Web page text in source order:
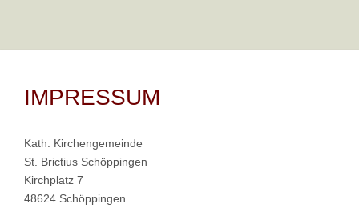
IMPRESSUM
Kath. Kirchengemeinde
St. Brictius Schöppingen
Kirchplatz 7
48624 Schöppingen